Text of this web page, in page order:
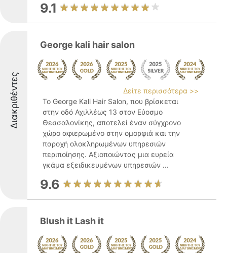
9.1
Διακριθέντες
George kali hair salon
Δείτε περισσότερα >>
Το George Kali Hair Salon, που βρίσκεται
στην οδό Αχιλλέως 13 στον Εύοσμο
Θεσσαλονίκης, αποτελεί έναν σύγχρονο
χώρο αφιερωμένο στην ομορφιά και την
παροχή ολοκληρωμένων υπηρεσιών
περιποίησης. Αξιοποιώντας μια ευρεία
γκάμα εξειδικευμένων υπηρεσιών ...
9.6
Blush it Lash it